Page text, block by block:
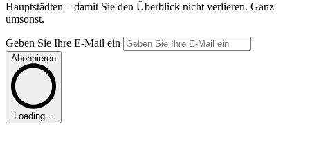
Hauptstädten – damit Sie den Überblick nicht verlieren. Ganz
umsonst.
Geben Sie Ihre E-Mail ein
Abonnieren
Loading...